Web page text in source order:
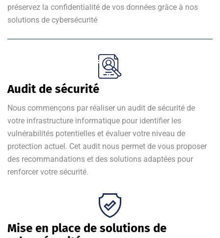
préservez la confidentialité de vos données grâce à nos
solutions de cybersécurité
Audit de sécurité
Nous commençons par réaliser un audit de sécurité de
votre infrastructure informatique pour identifier les
vulnérabilités potentielles et évaluer votre niveau de
protection actuel. Cet audit nous permet de vous proposer
des recommandations et des solutions adaptées pour
renforcer votre sécurité.
Mise en place de solutions de